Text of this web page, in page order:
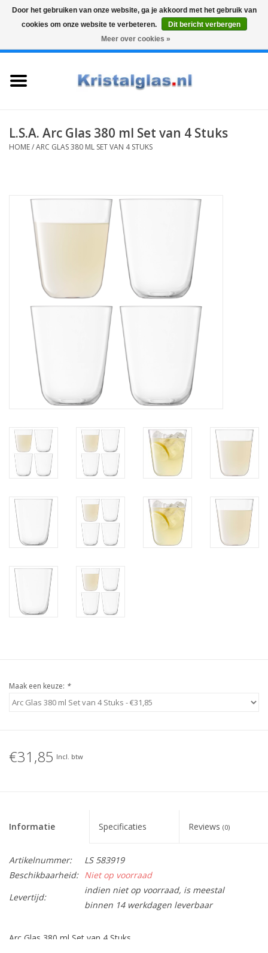
Graveren
Karaffen
Cadeaus
Koffie & Thee
Bar & Wijn
L.S.A. Arc Glas 380 ml Set van 4 Stuks
HOME/ARC GLAS 380 ML SET VAN 4 STUKS
Maak een keuze: *
€31,85 Incl. btw
Informatie Specificaties Reviews (0)
Artikelnummer:
LS 583919
Beschikbaarheid: Niet op voorraad
Levertijd:
indien niet op voorraad, is meestal
binnen 14 werkdagen leverbaar
Arc Glas 380 ml Set van 4 Stuks
Door het gebruiken van onze website, ga je akkoord met het gebruik van
cookies om onze website te verbeteren.
Dit bericht verbergen
Meer over cookies »